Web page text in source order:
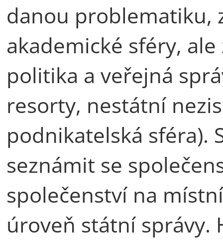
danou problematiku,
akademické sféry,
politika a veřejná
resorty, nestátní
podnikatelská sféra).
seznámit se
společenství na
úroveň státní správy.